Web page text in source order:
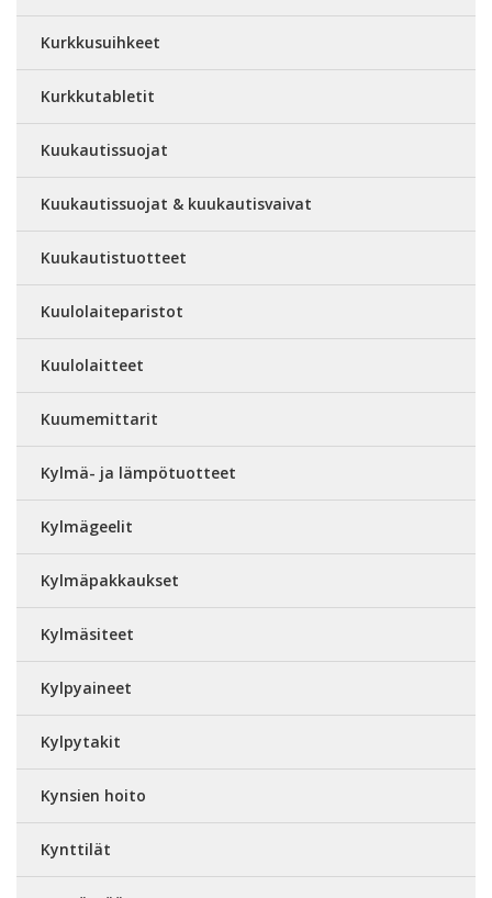
Kurkkusuihkeet
Kurkkutabletit
Kuukautissuojat
Kuukautissuojat & kuukautisvaivat
Kuukautistuotteet
Kuulolaiteparistot
Kuulolaitteet
Kuumemittarit
Kylmä- ja lämpötuotteet
Kylmägeelit
Kylmäpakkaukset
Kylmäsiteet
Kylpyaineet
Kylpytakit
Kynsien hoito
Kynttilät